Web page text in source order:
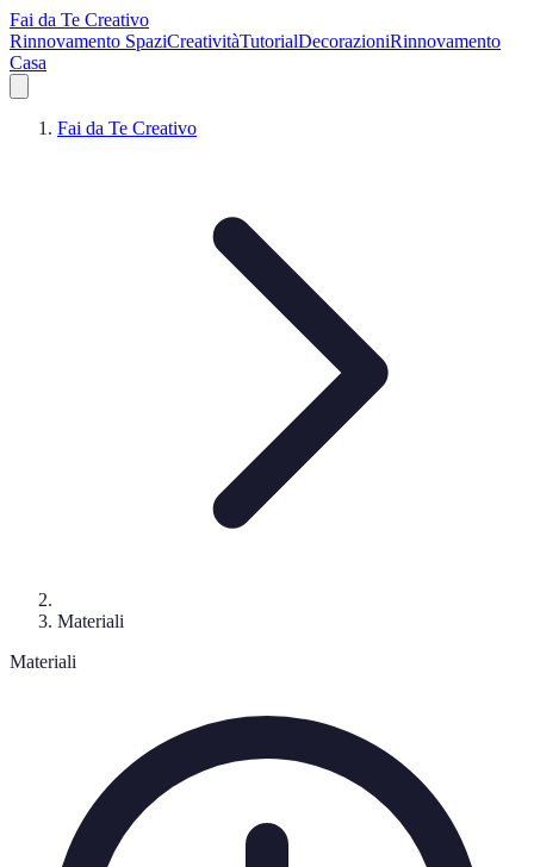
Fai da Te Creativo
Rinnovamento SpaziCreativitàTutorialDecorazioniRinnovamento
Casa
Fai da Te Creativo
Materiali
Materiali